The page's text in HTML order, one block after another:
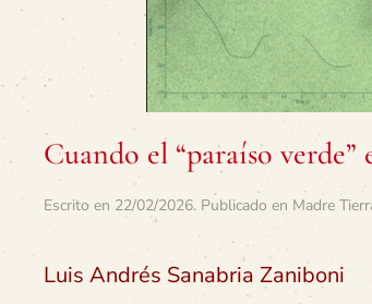
Cuando el “paraíso
Escrito en 22/02/2026. Publicado en Madre
Luis Andrés Sanabria Zaniboni